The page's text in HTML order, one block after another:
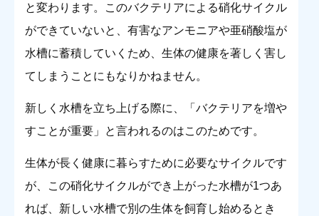
と変わります。このバクテリアによる硝化サイクル
ができていないと、有害なアンモニアや亜硝酸塩が
水槽に蓄積していくため、生体の健康を著しく害し
てしまうことにもなりかねません。
新しく水槽を立ち上げる際に、「バクテリアを増や
すことが重要」と言われるのはこのためです。
生体が長く健康に暮らすために必要なサイクルです
が、この硝化サイクルができ上がった水槽が1つあ
れば、新しい水槽で別の生体を飼育し始めるとき